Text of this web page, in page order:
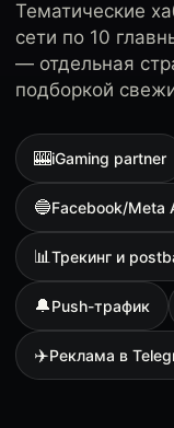
Тематические
сети по 10
— отдельная
подборкой
🎰iGaming partner
🔵Facebook/Meta
📊Трекинг и
🔔Push-трафик
✈️Реклама в